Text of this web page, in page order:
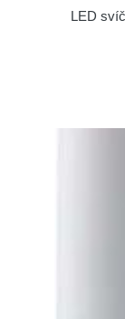
LED